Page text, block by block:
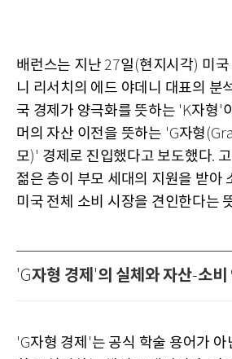
배런스는 지난 27일 (현지시각) 미
니 리서치의 에드 야데니 대표의 분
국 경제가 양극화를 뜻하는 'K자형 '
머의 자산 이전을 뜻하는 'G자형
모)' 경제로 진입했다고 보도했다.
젊은 층이 부모 세대의 지원을 받아
미국 전체 소비 시장을 견인한다는
'G자형 경제 '의 실체와 자산-소비
'G자형 경제 '는 공식 학술 용어가